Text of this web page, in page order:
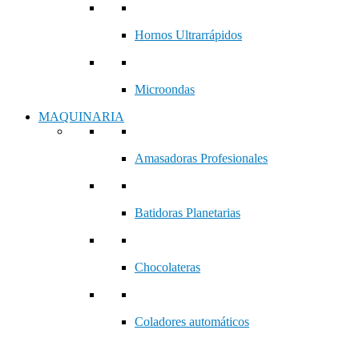
Hornos Ultrarrápidos
Microondas
MAQUINARIA
Amasadoras Profesionales
Batidoras Planetarias
Chocolateras
Coladores automáticos